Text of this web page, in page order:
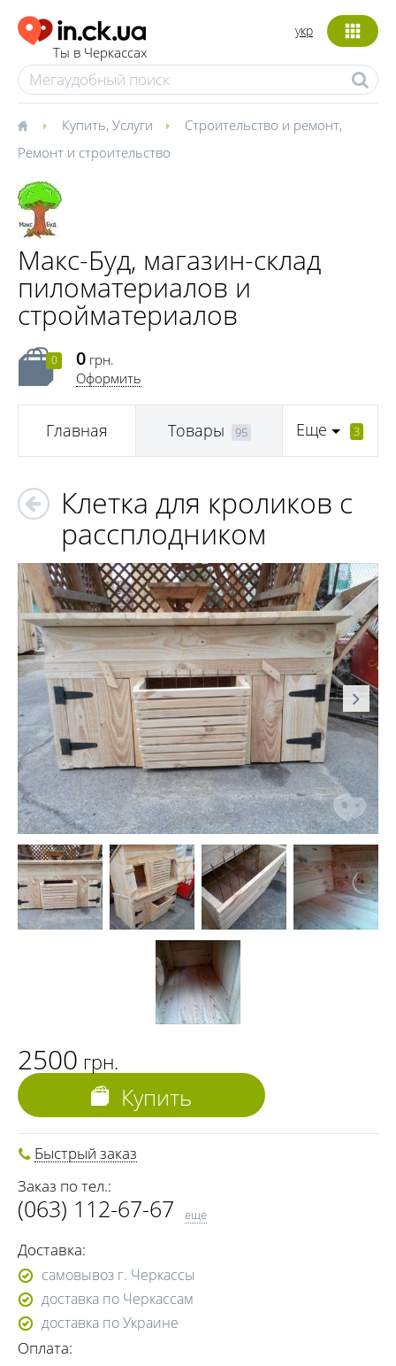
Ты в Черкассах
укр
Купить, Услуги Строительство и ремонт,
Ремонт и строительство
Макс-Буд, магазин-склад
пиломатериалов и
стройматериалов
0 0 грн.
Оформить
Главная Товары 95 Еще 3
Клетка для кроликов с
рассплодником
2500 грн.
Купить
Быстрый заказ
Заказ по тел.:
(063) 112-67-67
(0472) 56-15-53
(093) 183-13-33
(098) 304-21-83
(066) 774-40-77
еще
Доставка:
самовывоз г. Черкассы
доставка по Черкассам
доставка по Украине
Оплата: